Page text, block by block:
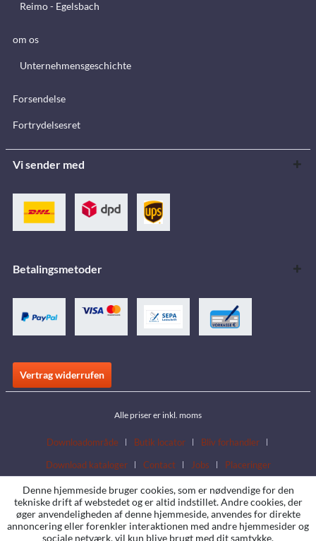
Reimo - Egelsbach
om os
Unternehmensgeschichte
Forsendelse
Fortrydelsesret
Vi sender med
Betalingsmetoder
Vertrag widerrufen
Alle priser er inkl. moms
Downloadområde Butik locator
Bliv forhandler
Download kataloger
Contact Jobs Placeringer
Denne hjemmeside bruger cookies, som er nødvendige for den
tekniske drift af webstedet og er altid indstillet. Andre cookies, der
øger anvendeligheden af denne hjemmeside, anvendes for direkte
annoncering eller forenkler interaktionen med andre hjemmesider og
sociale netværk, vil kun blive brugt med dit samtykke.